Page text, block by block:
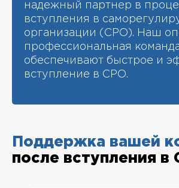
надежный партнер в
вступления в
организации (СРО). Наш
профессиональная
обеспечивают быстрое и
вступление в СРО.
Поддержка вашей
после вступления в